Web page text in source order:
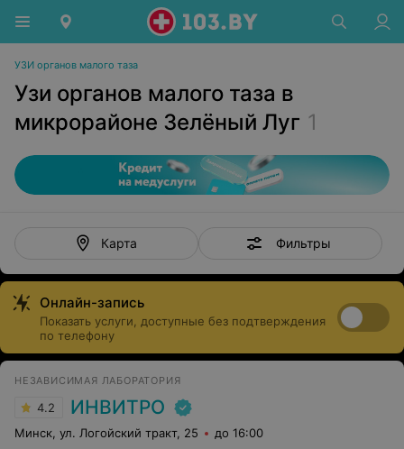
УЗИ органов малого таза
Узи органов малого таза в
микрорайоне Зелёный Луг 1
Карта Фильтры
Онлайн-запись
Показать услуги, доступные без подтверждения
по телефону
НЕЗАВИСИМАЯ ЛАБОРАТОРИЯ
4.2 ИНВИТРО
Минск, ул. Логойский тракт, 25 до 16:00